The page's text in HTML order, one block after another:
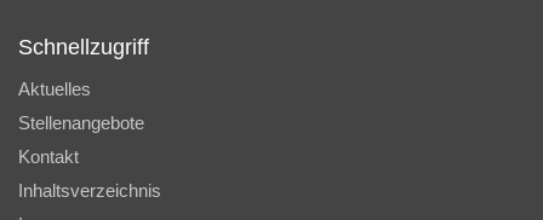
Schnellzugriff
Aktuelles
Stellenangebote
Kontakt
Inhaltsverzeichnis